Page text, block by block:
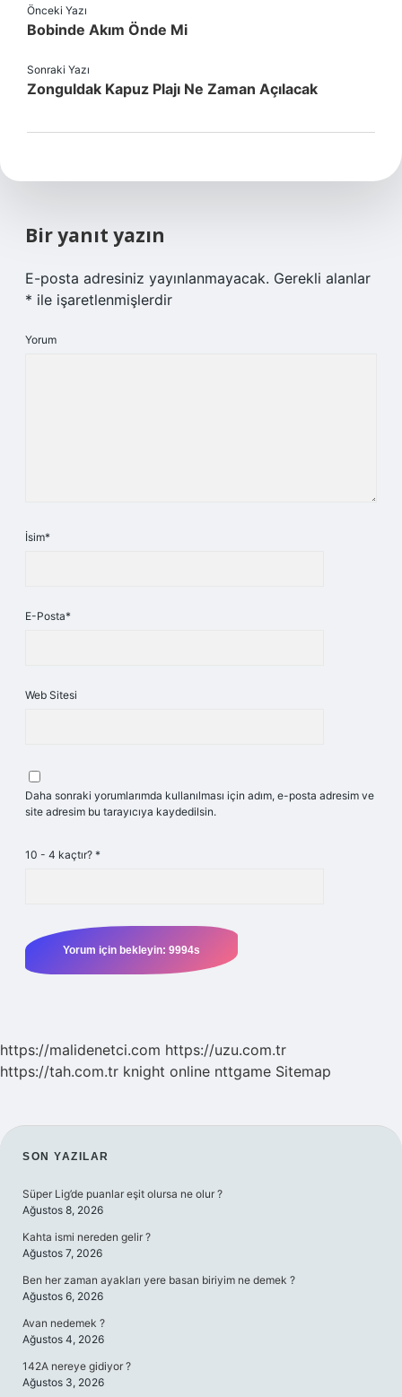
Önceki Yazı
Bobinde Akım Önde Mi
Sonraki Yazı
Zonguldak Kapuz Plajı Ne Zaman Açılacak
Bir yanıt yazın
E-posta adresiniz yayınlanmayacak. Gerekli alanlar
* ile işaretlenmişlerdir
Yorum
İsim*
E-Posta*
Web Sitesi
Daha sonraki yorumlarımda kullanılması için adım, e-posta adresim ve
site adresim bu tarayıcıya kaydedilsin.
10 - 4 kaçtır? *
https://malidenetci.com https://uzu.com.tr
https://tah.com.tr knight online nttgame Sitemap
SIDEBAR
SON YAZILAR
Süper Lig’de puanlar eşit olursa ne olur ?
Ağustos 8, 2026
Kahta ismi nereden gelir ?
Ağustos 7, 2026
Ben her zaman ayakları yere basan biriyim ne demek ?
Ağustos 6, 2026
Avan nedemek ?
Ağustos 4, 2026
142A nereye gidiyor ?
Ağustos 3, 2026